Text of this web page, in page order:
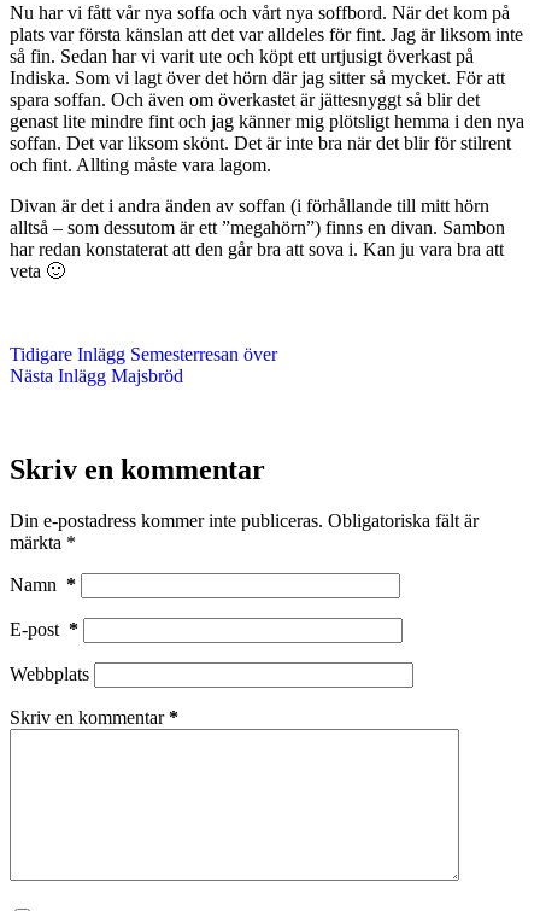
Nu har vi fått vår nya soffa och vårt nya soffbord. När det kom på
plats var första känslan att det var alldeles för fint. Jag är liksom inte
så fin. Sedan har vi varit ute och köpt ett urtjusigt överkast på
Indiska. Som vi lagt över det hörn där jag sitter så mycket. För att
spara soffan. Och även om överkastet är jättesnyggt så blir det
genast lite mindre fint och jag känner mig plötsligt hemma i den nya
soffan. Det var liksom skönt. Det är inte bra när det blir för stilrent
och fint. Allting måste vara lagom.
Divan är det i andra änden av soffan (i förhållande till mitt hörn
alltså – som dessutom är ett ”megahörn”) finns en divan. Sambon
har redan konstaterat att den går bra att sova i. Kan ju vara bra att
veta 🙂
Tidigare Inlägg Semesterresan över
Nästa Inlägg Majsbröd
Skriv en kommentar
Din e-postadress kommer inte publiceras. Obligatoriska fält är
märkta *
Namn *
E-post *
Webbplats
Skriv en kommentar*